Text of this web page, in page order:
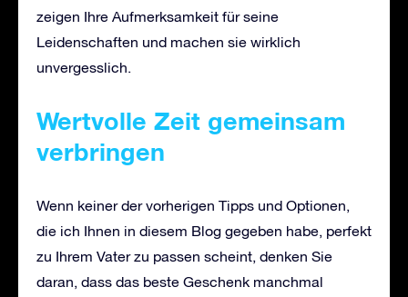
zeigen Ihre Aufmerksamkeit für seine
Leidenschaften und machen sie wirklich
unvergesslich.
Wertvolle Zeit gemeinsam
verbringen
Wenn keiner der vorherigen Tipps und Optionen,
die ich Ihnen in diesem Blog gegeben habe, perfekt
zu Ihrem Vater zu passen scheint, denken Sie
daran, dass das beste Geschenk manchmal